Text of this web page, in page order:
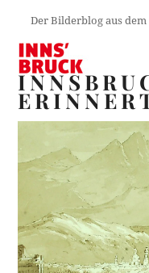
Der Bilderblog aus